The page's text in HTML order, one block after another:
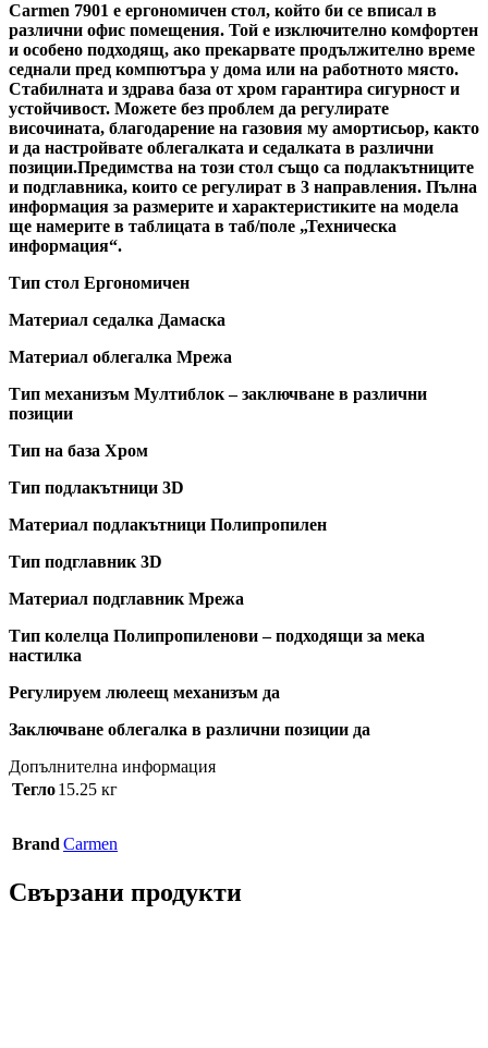
Carmen 7901 e ергономичен стол, който би се вписал в
различни офис помещения. Той е изключително комфортен
и особено подходящ, ако прекарвате продължително време
седнали пред компютъра у дома или на работното място.
Стабилната и здрава база от хром гарантира сигурност и
устойчивост. Можете без проблем да регулирате
височината, благодарение на газовия му амортисьор, както
и да настройвате облегалката и седалката в различни
позиции.Предимства на този стол също са подлакътниците
и подглавника, които се регулират в 3 направления. Пълна
информация за размерите и характеристиките на модела
ще намерите в таблицата в таб/поле „Техническа
информация“.
Тип стол Ергономичен
Материал седалка Дамаска
Материал облегалка Мрежа
Тип механизъм Мултиблок – заключване в различни
позиции
Тип на база Хром
Тип подлакътници 3D
Материал подлакътници Полипропилен
Тип подглавник 3D
Материал подглавник Мрежа
Тип колелца Полипропиленови – подходящи за мека
настилка
Регулируем люлеещ механизъм да
Заключване облегалка в различни позиции да
Допълнителна информация
Тегло15.25 кг
Brand Carmen
Свързани продукти